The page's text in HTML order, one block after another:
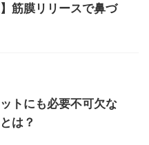
】筋膜リリースで鼻づ
トにも必要不可欠な
は？